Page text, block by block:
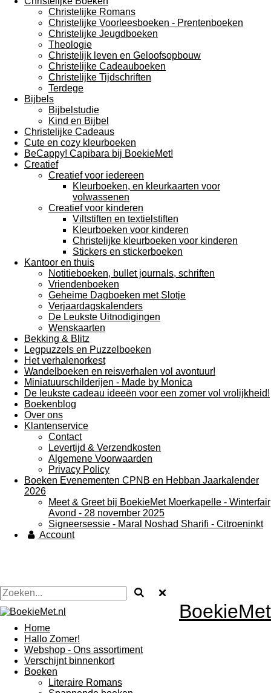
Christelijke Romans
Christelijke Voorleesboeken - Prentenboeken
Christelijke Jeugdboeken
Theologie
Christelijk leven en Geloofsopbouw
Christelijke Cadeauboeken
Christelijke Tijdschriften
Terdege
Bijbels
Bijbelstudie
Kind en Bijbel
Christelijke Cadeaus
Cute en cozy kleurboeken
BeCappy! Capibara bij BoekieMet!
Creatief
Creatief voor iedereen
Kleurboeken, en kleurkaarten voor
volwassenen
Creatief voor kinderen
Viltstiften en textielstiften
Kleurboeken voor kinderen
Christelijke kleurboeken voor kinderen
Stickers en stickerboeken
Kantoor en thuis
Notitieboeken, bullet journals, schriften
Vriendenboeken
Geheime Dagboeken met Slotje
Verjaardagskalenders
De Leukste Uitnodigingen
Wenskaarten
Bekking & Blitz
Legpuzzels en Puzzelboeken
Het verhalenorkest
Wandelboeken en reisverhalen vol avontuur!
Miniatuurschilderijen - Made by Monica
De leukste cadeau ideeën voor een zomer vol vrolijkheid!
Boekenblog
Over ons
Klantenservice
Contact
Levertijd & Verzendkosten
Algemene Voorwaarden
Privacy Policy
Boeken Evenementen CPNB en Hebban Jaarkalender
2026
Meet & Greet bij BoekieMet Moerkapelle - Winterfair
Avond - 28 november 2025
Signeersessie - Maral Noshad Sharifi - Citroeninkt
Account
BoekieMet
Home
Hallo Zomer!
Webshop - Ons assortiment
Verschijnt binnenkort
Boeken
Literaire Romans